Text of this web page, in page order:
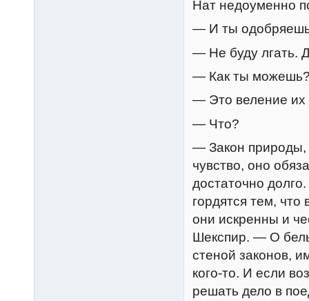
Нат недоуменно
— И ты одобряешь
— Не буду лгать.
— Как ты
— Это веление их
— Что?
— Закон природы,
чувство, оно
достаточно
гордятся тем,
они искренны и
Шекспир. — О
стеной законов,
кого-то. И если
решать дело в